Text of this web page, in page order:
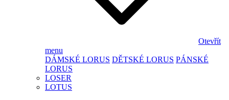
Otevřít
menu
DÁMSKÉ LORUS DĚTSKÉ LORUS PÁNSKÉ
LORUS
LOSER
LOTUS